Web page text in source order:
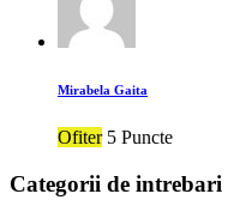
Mirabela Gaita
Ofiter 5 Puncte
Categorii de intrebari